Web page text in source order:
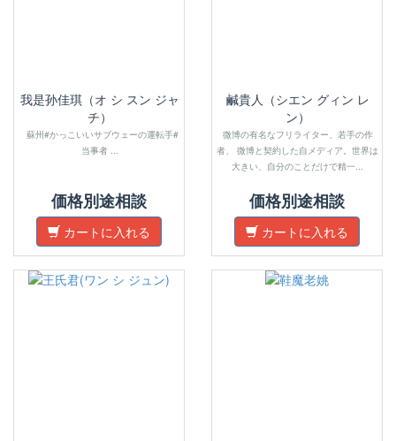
我是孙佳琪（オ シ スン ジャ
チ）
蘇州#かっこいいサブウェーの運転手#
当事者 ...
価格別途相談
カートに入れる
鹹貴人（シエン グィン レ
ン）
微博の有名なフリライター、若手の作
者、 微博と契約した自メディア。世界は
大きい、自分のことだけで精一...
価格別途相談
カートに入れる